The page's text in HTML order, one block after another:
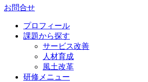
お問合せ
プロフィール
課題から探す
サービス改善
人材育成
風土改革
研修メニュー